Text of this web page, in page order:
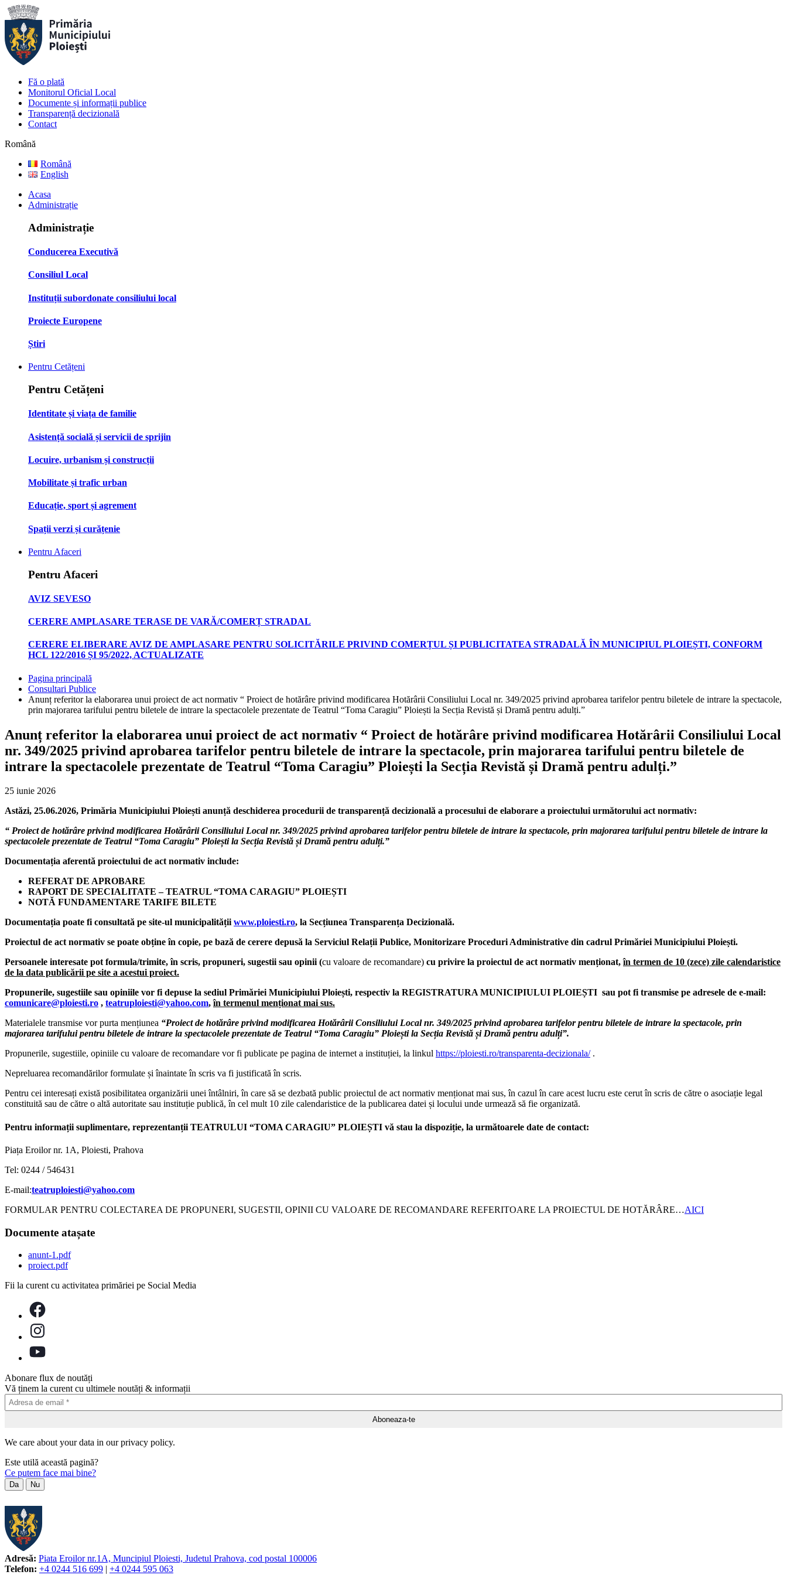
Fă o plată
Monitorul Oficial Local
Documente și informații publice
Transparență decizională
Contact
Română
Română
English
Acasa
Administrație
Administrație
Conducerea Executivă
Consiliul Local
Instituții subordonate consiliului local
Proiecte Europene
Știri
Pentru Cetățeni
Pentru Cetățeni
Identitate și viața de familie
Asistență socială și servicii de sprijin
Locuire, urbanism și construcții
Mobilitate și trafic urban
Educație, sport și agrement
Spații verzi și curățenie
Pentru Afaceri
Pentru Afaceri
AVIZ SEVESO
CERERE AMPLASARE TERASE DE VARĂ/COMERȚ STRADAL
CERERE ELIBERARE AVIZ DE AMPLASARE PENTRU SOLICITĂRILE PRIVIND COMERȚUL ȘI PUBLICITATEA STRADALĂ ÎN MUNICIPIUL PLOIEȘTI, CONFORM
HCL 122/2016 ȘI 95/2022, ACTUALIZATE
Pagina principală
Consultari Publice
Anunț referitor la elaborarea unui proiect de act normativ “ Proiect de hotărâre privind modificarea Hotărârii Consiliului Local nr. 349/2025 privind aprobarea tarifelor pentru biletele de intrare la spectacole,
prin majorarea tarifului pentru biletele de intrare la spectacolele prezentate de Teatrul “Toma Caragiu” Ploiești la Secția Revistă și Dramă pentru adulți.”
Anunț referitor la elaborarea unui proiect de act normativ “ Proiect de hotărâre privind modificarea Hotărârii Consiliului Local
nr. 349/2025 privind aprobarea tarifelor pentru biletele de intrare la spectacole, prin majorarea tarifului pentru biletele de
intrare la spectacolele prezentate de Teatrul “Toma Caragiu” Ploiești la Secția Revistă și Dramă pentru adulți.”
25 iunie 2026
Astăzi, 25.06.2026, Primăria Municipiului Ploiești anunță deschiderea procedurii de transparență decizională a procesului de elaborare a proiectului următorului act normativ:
“ Proiect de hotărâre privind modificarea Hotărârii Consiliului Local nr. 349/2025 privind aprobarea tarifelor pentru biletele de intrare la spectacole, prin majorarea tarifului pentru biletele de intrare la
spectacolele prezentate de Teatrul “Toma Caragiu” Ploiești la Secția Revistă și Dramă pentru adulți.”
Documentația aferentă proiectului de act normativ include:
REFERAT DE APROBARE
RAPORT DE SPECIALITATE – TEATRUL “TOMA CARAGIU” PLOIEȘTI
NOTĂ FUNDAMENTARE TARIFE BILETE
Documentația poate fi consultată pe site-ul municipalitățiiwww.ploiesti.ro, la Secțiunea Transparența Decizională.
Proiectul de act normativ se poate obține în copie, pe bază de cerere depusă la Serviciul Relații Publice, Monitorizare Proceduri Administrative din cadrul Primăriei Municipiului Ploiești.
Persoanele interesate pot formula/trimite, în scris, propuneri, sugestii sau opinii (cu valoare de recomandare) cu privire la proiectul de act normativ menționat,în termen de 10 (zece) zile calendaristice
de la data publicării pe site a acestui proiect.
Propunerile, sugestiile sau opiniile vor fi depuse la sediul Primăriei Municipiului Ploiești, respectiv la REGISTRATURA MUNICIPIULUI PLOIEȘTI sau pot fi transmise pe adresele de e-mail:
comunicare@ploiesti.ro , teatruploiesti@yahoo.com,în termenul menționat mai sus.
Materialele transmise vor purta mențiunea “Proiect de hotărâre privind modificarea Hotărârii Consiliului Local nr. 349/2025 privind aprobarea tarifelor pentru biletele de intrare la spectacole, prin
majorarea tarifului pentru biletele de intrare la spectacolele prezentate de Teatrul “Toma Caragiu” Ploiești la Secția Revistă și Dramă pentru adulți”.
Propunerile, sugestiile, opiniile cu valoare de recomandare vor fi publicate pe pagina de internet a instituției, la linkul https://ploiesti.ro/transparenta-decizionala/.
Nepreluarea recomandărilor formulate și înaintate în scris va fi justificată în scris.
Pentru cei interesați există posibilitatea organizării unei întâlniri, în care să se dezbată public proiectul de act normativ menționat mai sus, în cazul în care acest lucru este cerut în scris de către o asociație legal
constituită sau de către o altă autoritate sau instituție publică, în cel mult 10 zile calendaristice de la publicarea datei și locului unde urmează să fie organizată.
Pentru informații suplimentare, reprezentanții TEATRULUI “TOMA CARAGIU” PLOIEȘTI vă stau la dispoziție, la următoarele date de contact:
Piața Eroilor nr. 1A, Ploiesti, Prahova
Tel: 0244 / 546431
E-mail:teatruploiesti@yahoo.com
FORMULAR PENTRU COLECTAREA DE PROPUNERI, SUGESTII, OPINII CU VALOARE DE RECOMANDARE REFERITOARE LA PROIECTUL DE HOTĂRÂRE…AICI
Documente atașate
anunt-1.pdf
proiect.pdf
Fii la curent cu activitatea primăriei pe Social Media
Abonare flux de noutăți
Vă ținem la curent cu ultimele noutăți & informații
We care about your data in our privacy policy.
Este utilă această pagină?
Ce putem face mai bine?
Da Nu
Adresă: Piata Eroilor nr.1A, Muncipiul Ploiesti, Judetul Prahova, cod postal 100006
Telefon: +4 0244 516 699
+4 0244 595 063